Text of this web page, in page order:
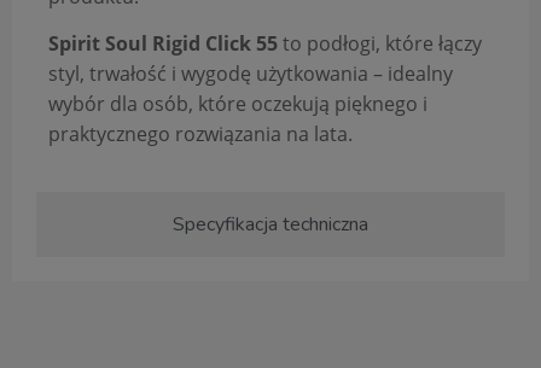
Specyfikacja techniczna
Spirit Soul Rigid Click 55to podłogi, które łączy
styl, trwałość i wygodę użytkowania – idealny
wybór dla osób, które oczekują pięknego i
praktycznego rozwiązania na lata.